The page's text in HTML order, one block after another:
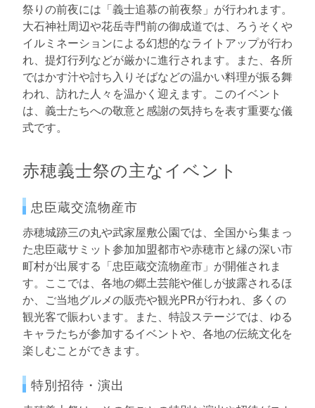
祭りの前夜には「義士追慕の前夜祭」が行われます。
大石神社周辺や花岳寺門前の御成道では、ろうそくや
イルミネーションによる幻想的なライトアップが行わ
れ、提灯行列などが厳かに進行されます。また、各所
ではかす汁や討ち入りそばなどの温かい料理が振る舞
われ、訪れた人々を温かく迎えます。このイベント
は、義士たちへの敬意と感謝の気持ちを表す重要な儀
式です。
赤穂義士祭の主なイベント
忠臣蔵交流物産市
赤穂城跡三の丸や武家屋敷公園では、全国から集まっ
た忠臣蔵サミット参加加盟都市や赤穂市と縁の深い市
町村が出展する「忠臣蔵交流物産市」が開催されま
す。ここでは、各地の郷土芸能や催しが披露されるほ
か、ご当地グルメの販売や観光PRが行われ、多くの
観光客で賑わいます。また、特設ステージでは、ゆる
キャラたちが参加するイベントや、各地の伝統文化を
楽しむことができます。
特別招待・演出